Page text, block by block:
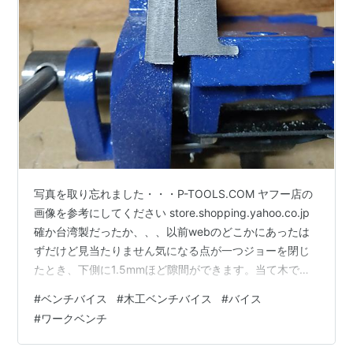
写真を取り忘れました・・・P-TOOLS.COM ヤフー店の
画像を参考にしてください store.shopping.yahoo.co.jp
確か台湾製だったか、、、以前webのどこかにあったは
ずだけど見当たりません気になる点が一つジョーを閉じ
たとき、下側に1.5mmほど隙間ができます。当て木で修
も同じような事が書かれてます） ジョーのかみ合わせ 取
り付けが楽しみです！ ランキング参加中DIY
#ベンチバイス #木工ベンチバイス #バイス
#ワークベンチ